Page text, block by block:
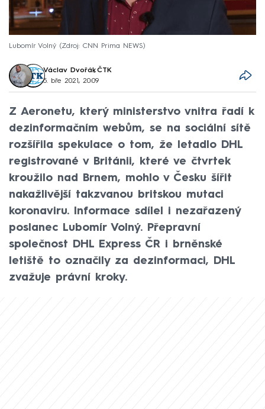
Lubomír Volný Zdroj: CNN Prima NEWS
Václav Dvořák, ČTK
5. bře 2021, 20:09
Z Aeronetu, který ministerstvo vnitra řadí k
dezinformačním webům, se na sociální sítě
rozšířila spekulace o tom, že letadlo DHL
registrované v Británii, které ve čtvrtek
kroužilo nad Brnem, mohlo v Česku šířit
nakažlivější takzvanou britskou mutaci
koronaviru. Informace sdílel i nezařazený
poslanec Lubomír Volný. Přepravní
společnost DHL Express ČR i brněnské
letiště to označily za dezinformaci, DHL
zvažuje právní kroky.